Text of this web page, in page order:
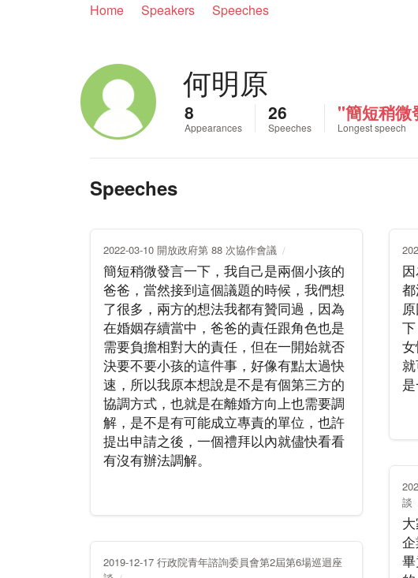
Home Speakers Speeches
何明原
8
Appearances
26
Speeches
"簡短稍微
Longest speech
Speeches
2022-03-10 開放政府第 88 次協作會議
簡短稍微發言一下，我自己是兩個小孩的
爸爸，當然接到這個議題的時候，我們想
了很多，兩方的想法我都有贊同過，因為
在婚姻存續當中，爸爸的責任跟角色也是
需要負擔相對大的責任，但在一開始就否
決要不要小孩的這件事，好像有點太過快
速，所以我原本想說是不是有個第三方的
協調方式，也就是在離婚方向上也需要調
解，是不是有可能成立專責的單位，也許
提出申請之後，一個禮拜以內就儘快看看
有沒有辦法調解。
談
2019-12-17 行政院青年諮詢委員會第2屆第6場巡迴座